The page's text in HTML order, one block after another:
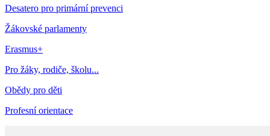
Desatero pro primární prevenci
Žákovské parlamenty
Erasmus+
Pro žáky, rodiče, školu...
Obědy pro děti
Profesní orientace